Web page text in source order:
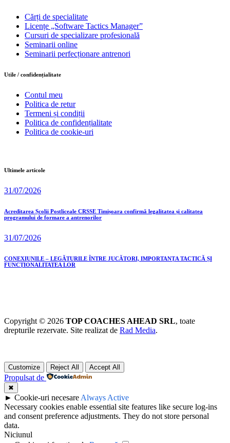
Cărți de specialitate
Licențe „Software Tactics Manager”
Cursuri de specializare profesională
Seminarii online
Seminarii perfecționare antrenori
Utile / confidențialitate
Contul meu
Politica de retur
Termeni și condiții
Politica de confidențialitate
Politica de cookie-uri
Ultimele articole
31/07/2026
Acreditarea Școlii Postliceale CRSSE Timișoara confirmă legalitatea și calitatea
programului de formare a antrenorilor
31/07/2026
CONEXIUNILE – LEGĂTURILE ÎNTRE JUCĂTORI, IMPORTANȚA TACTICĂ ȘI
FUNCȚIONALITATEA LOR
Copyright © 2026 TOP COACHES AHEAD SRL, toate
drepturile rezervate. Site realizat de Rad Media.
Customize Reject All Accept All
Propulsat de
✖
► Cookie-uri necesare Always Active
Necessary cookies enable essential site features like secure log-ins
and consent preference adjustments. They do not store personal
data.
Niciunul